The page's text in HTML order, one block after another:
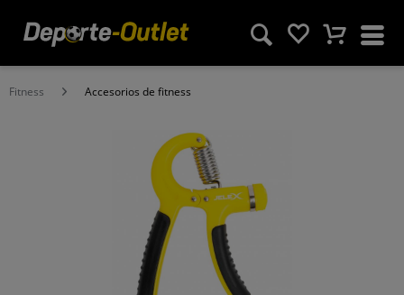
Fitness Accesorios de fitness